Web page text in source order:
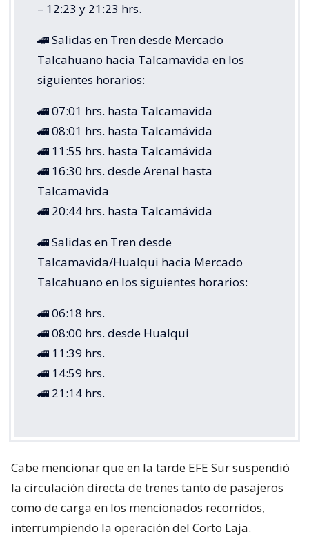
– 12:23 y 21:23 hrs.
🚄 Salidas en Tren desde Mercado
Talcahuano hacia Talcamavida en los
siguientes horarios:
🚄 07:01 hrs. hasta Talcamavida
🚄 08:01 hrs. hasta Talcamávida
🚄 11:55 hrs. hasta Talcamávida
🚄 16:30 hrs. desde Arenal hasta
Talcamavida
🚄 20:44 hrs. hasta Talcamávida
🚄 Salidas en Tren desde
Talcamavida/Hualqui hacia Mercado
Talcahuano en los siguientes horarios:
🚄 06:18 hrs.
🚄 08:00 hrs. desde Hualqui
🚄 11:39 hrs.
🚄 14:59 hrs.
🚄 21:14 hrs.
Cabe mencionar que en la tarde EFE Sur suspendió
la circulación directa de trenes tanto de pasajeros
como de carga en los mencionados recorridos,
interrumpiendo la operación del Corto Laja.